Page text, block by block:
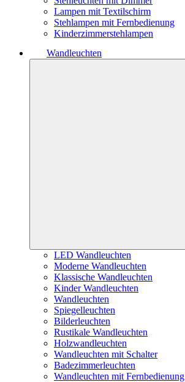
Lampen mit Textilschirm
Stehlampen mit Fernbedienung
Kinderzimmerstehlampen
Wandleuchten
LED Wandleuchten
Moderne Wandleuchten
Klassische Wandleuchten
Kinder Wandleuchten
Wandleuchten
Spiegelleuchten
Bilderleuchten
Rustikale Wandleuchten
Holzwandleuchten
Wandleuchten mit Schalter
Badezimmerleuchten
Wandleuchten mit Fernbedienung